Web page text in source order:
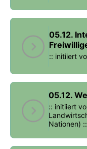
05.12.
:: initiiert
05.12.
:: initiiert
Nationen) ::